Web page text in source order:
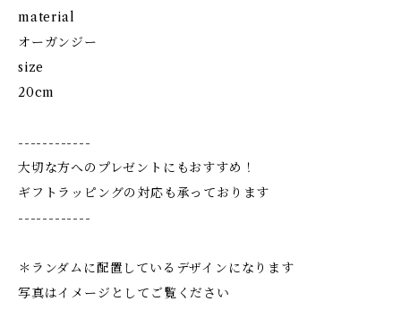
material
オーガンジー
size
20cm
------------
大切な方へのプレゼントにもおすすめ！
ギフトラッピングの対応も承っております
------------
＊ランダムに配置しているデザインになります
写真はイメージとしてご覧ください